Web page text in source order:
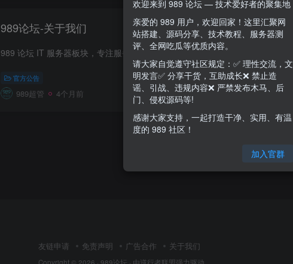
989论坛-关于我们
989 论坛 IT 服务器板块，专注服务器运维、VPS 使用、云服务器、网站搭建、Linux 运维、网络安全、域名主机等技术交流。为 IT 从业者、运维人员、站长提供 VPS 配置、服务器优化、建站教程、技...
官方公告
989超管 4个月前 0 71 6
友链申请 免责声明 广告合作 关于我们
Copyright © 2026 · 989论坛 · 由逆行者联盟强力驱动.
欢迎来到 989 论坛 — 技术爱好者的聚集地
亲爱的 989 用户，欢迎回家！这里汇聚网
站搭建、源码分享、技术教程、服务器测
评、全网吃瓜等优质内容。
请大家自觉遵守社区规定：✅ 理性交流，文
明发言✅ 分享干货，互助成长❌ 禁止造
谣、引战、违规内容❌ 严禁发布木马、后
门、侵权源码等!
感谢大家支持，一起打造干净、实用、有温
度的 989 社区！
加入官群